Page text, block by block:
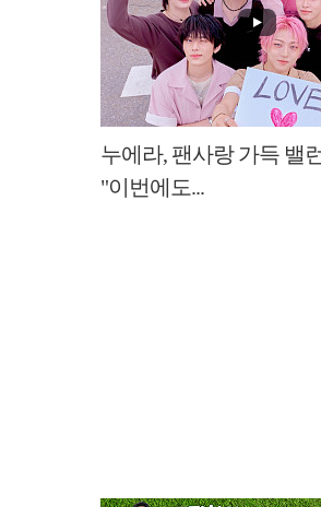
누에라, 팬사랑 가득 밸
"이번에도...